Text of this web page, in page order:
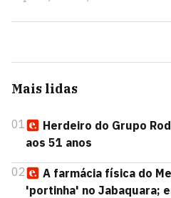
Mais lidas
01
Herdeiro do Grupo
aos 51 anos
02
A farmácia física do
'portinha' no Jabaquara;